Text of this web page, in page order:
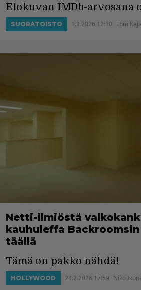
Elokuvan IMDb-arvosana
SUORATOISTO 1.3.2026 12:30 Tom
Netti-ilmiöstä
kauhuleffa
täällä
Tämä on pakko nähdä!
HOLLYWOOD 24.2.2026 17:59 Niko